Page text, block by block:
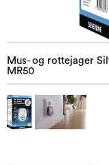
Mus- og rottejager
MR50